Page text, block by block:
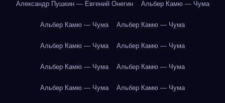
Александр Пушкин — Евгений Онегин Альбер Камю — Чума
Альбер Камю — Чума Альбер Камю — Чума
Альбер Камю — Чума Альбер Камю — Чума
Альбер Камю — Чума Альбер Камю — Чума
Альбер Камю — Чума Альбер Камю — Чума